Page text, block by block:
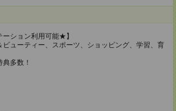
ーション利用可能★】
ューティー、スポーツ、ショッピング、学習、育
多数！